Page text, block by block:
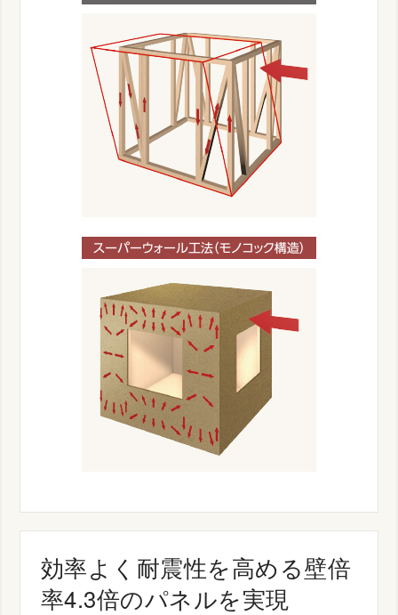
効率よく耐震性を高める壁倍
率4.3倍のパネルを実現